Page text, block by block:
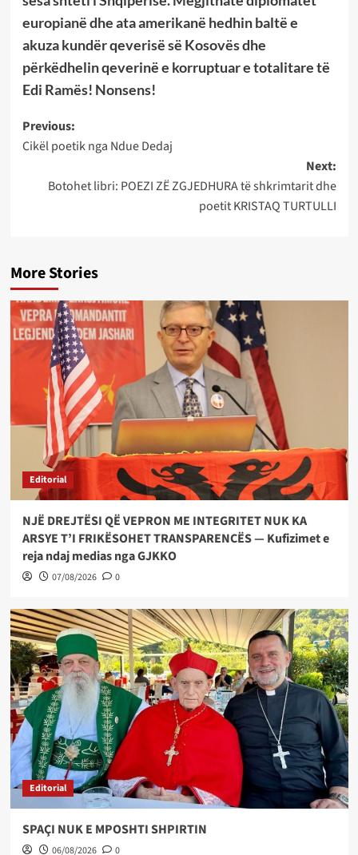
europianë dhe ata amerikanë hedhin baltë e
akuza kundër qeverisë së Kosovës dhe
përkëdhelin qeverinë e korruptuar e totalitare të
Edi Ramës! Nonsens!
Post
navigation
Previous:
Cikël poetik nga Ndue Dedaj
Next:
Botohet libri: POEZI ZË ZGJEDHURA të shkrimtarit dhe
poetit KRISTAQ TURTULLI
More Stories
Editorial
NJË DREJTËSI QË VEPRON ME INTEGRITET NUK KA
ARSYE T’I FRIKËSOHET TRANSPARENCËS — Kufizimet e
reja ndaj medias nga GJKKO
07/08/2026 0
Editorial
SPAÇI NUK E MPOSHTI SHPIRTIN
06/08/2026 0